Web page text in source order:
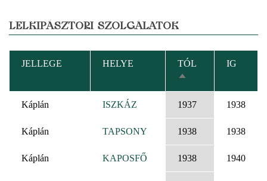
LELKIPÁSZTORI SZOLGÁLATOK
JELLEGE HELYE
TÓL
CSÖKKENŐ
RENDEZÉS
IG
Káplán ISZKÁZ 1937 1938
Káplán TAPSONY 1938 1938
Káplán KAPOSFŐ 1938 1940